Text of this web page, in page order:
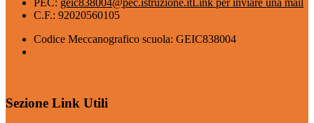
PEC: geic838004@pec.istruzione.itLink per inviare una mail
C.F.: 92020560105
Codice Meccanografico scuola: GEIC838004
Sezione Link Utili